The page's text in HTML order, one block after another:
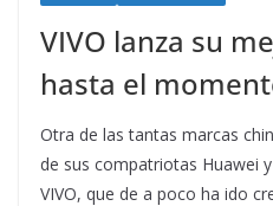
VIVO lanza su
hasta el
Otra de las tantas marcas
de sus compatriotas Huawei
VIVO, que de a poco ha ido